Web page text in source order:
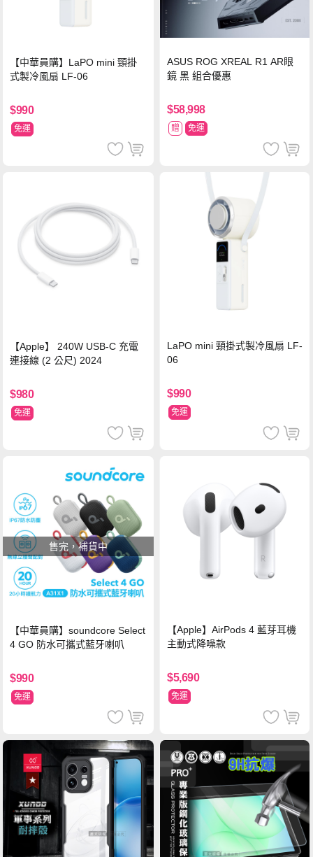
【中華員購】LaPO mini 頸掛
式製冷風扇 LF-06
$990
免運
ASUS ROG XREAL R1 AR眼
鏡 黑 組合優惠
$58,998
贈 免運
【Apple】 240W USB-C 充電
連接線 (2 公尺) 2024
$980
免運
LaPO mini 頸掛式製冷風扇 LF-
06
$990
免運
售完，補貨中
【中華員購】soundcore Select
4 GO 防水可攜式藍牙喇叭
$990
免運
【Apple】AirPods 4 藍芽耳機
主動式降噪款
$5,690
免運